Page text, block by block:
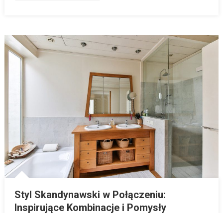
Styl Skandynawski w Połączeniu:
Inspirujące Kombinacje i Pomysły